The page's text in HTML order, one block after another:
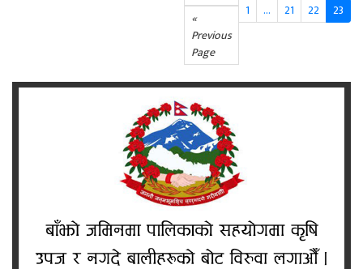
«
Previous
Page
1 … 21 22 23